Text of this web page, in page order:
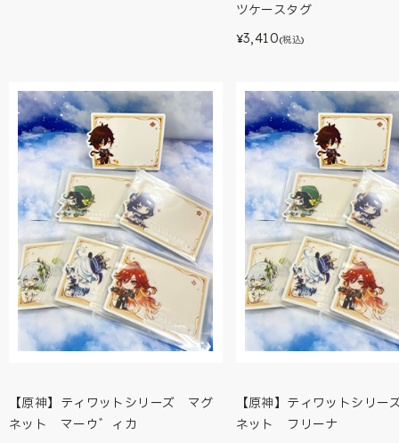
ツケースタグ
¥3,410(税込)
【原神】ティワットシリーズ マグ
ネット マーウ゛ィカ
【原神】ティワットシリ
ネット フリーナ